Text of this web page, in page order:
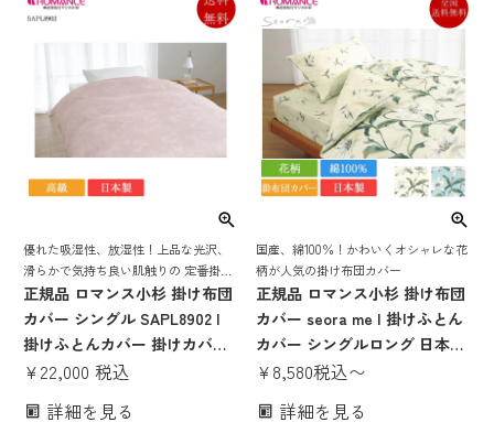
優れた吸湿性、放湿性！上品な光沢、
滑らかで気持ち良い肌触りの 定番掛け
布団カバー
正規品 ロマンス小杉 掛け布団
カバー シングル SAPL8902 |
掛けふとんカバー 掛けカバー
綿100％ 日本製 おしゃれ
ル
¥22,000 税込
詳細を見る
国産、綿100％！かわいくオシャレな花
柄が人気の掛け布団カバー
正規品 ロマンス小杉 掛け布団
カバー seora me | 掛けふとん
カバー シングルロング 日本製
国産 綿100％ 綿100 綿 コット
ル
¥8,580税込〜
詳細を見る